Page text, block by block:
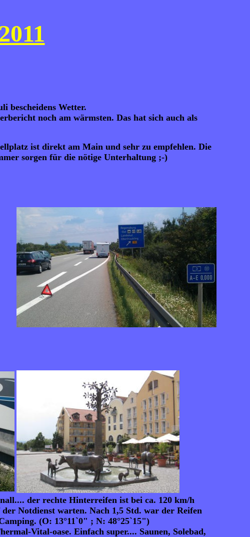
bescheidens Wetter.
noch am wärmsten. Das hat sich auch als
ist direkt am Main und sehr zu empfehlen. Die
sorgen für die nötige Unterhaltung ;-)
der rechte Hinterreifen ist bei ca. 120 km/h
Notdienst warten. Nach 1,5 Std. war der Reifen
(O: 13°11`0" ; N: 48°25`15")
Vital-oase. Einfach super.... Saunen, Solebad,